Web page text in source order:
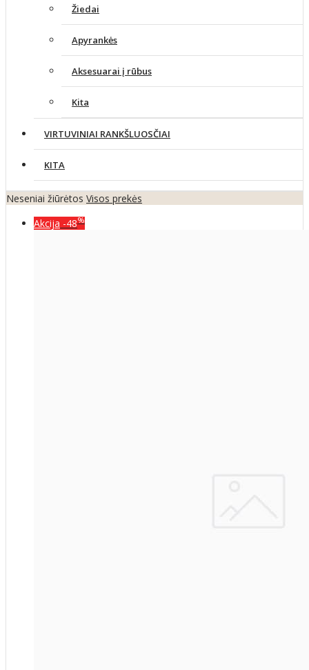
Žiedai
Apyrankės
Aksesuarai į rūbus
Kita
VIRTUVINIAI RANKŠLUOSČIAI
KITA
Neseniai žiūrėtos Visos prekės
Akcija -48%